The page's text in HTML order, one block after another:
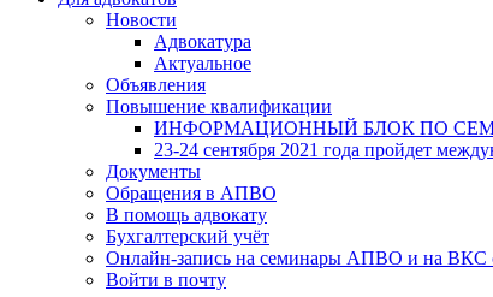
Новости
Адвокатура
Актуальное
Объявления
Повышение квалификации
ИНФОРМАЦИОННЫЙ БЛОК ПО
23-24 сентября 2021 года пройдет
Документы
Обращения в АПВО
В помощь адвокату
Бухгалтерский учёт
Онлайн-запись на семинары АПВО и на
Войти в почту